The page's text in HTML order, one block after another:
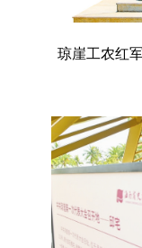
琼崖工农红